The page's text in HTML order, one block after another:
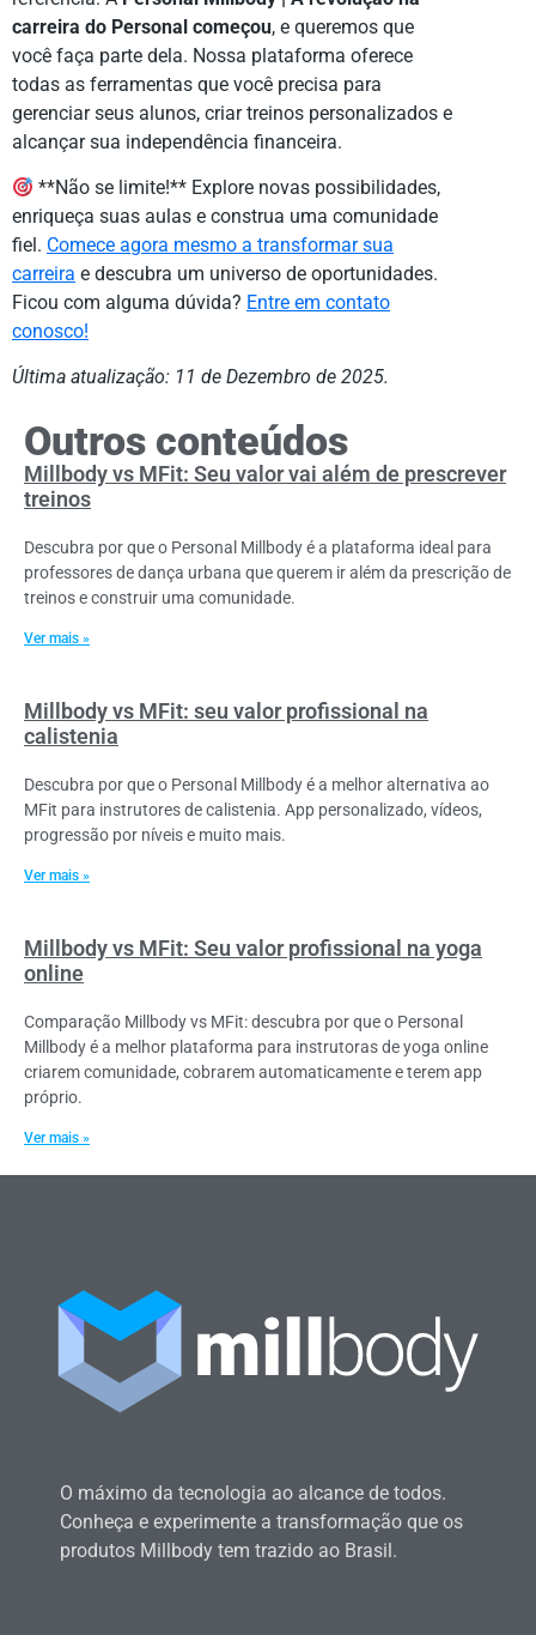
carreira do Personal começou, e queremos que
você faça parte dela. Nossa plataforma oferece
todas as ferramentas que você precisa para
gerenciar seus alunos, criar treinos personalizados e
alcançar sua independência financeira.
**Não se limite!** Explore novas possibilidades,
enriqueça suas aulas e construa uma comunidade
fiel. Comece agora mesmo a transformar sua
carreira e descubra um universo de oportunidades.
Ficou com alguma dúvida? Entre em contato
conosco!
Última atualização: 11 de Dezembro de 2025.
Outros conteúdos
Millbody vs MFit: Seu valor vai além de prescrever
treinos
Descubra por que o Personal Millbody é a plataforma ideal para
professores de dança urbana que querem ir além da prescrição de
treinos e construir uma comunidade.
Ver mais »
Millbody vs MFit: seu valor profissional na
calistenia
Descubra por que o Personal Millbody é a melhor alternativa ao
MFit para instrutores de calistenia. App personalizado, vídeos,
progressão por níveis e muito mais.
Ver mais »
Millbody vs MFit: Seu valor profissional na yoga
online
Comparação Millbody vs MFit: descubra por que o Personal
Millbody é a melhor plataforma para instrutoras de yoga online
criarem comunidade, cobrarem automaticamente e terem app
próprio.
Ver mais »
O máximo da tecnologia ao alcance de todos.
Conheça e experimente a transformação que os
produtos Millbody tem trazido ao Brasil.